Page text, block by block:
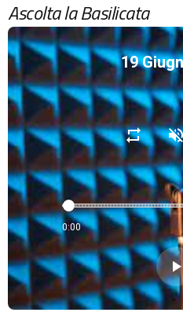
Ascolta la Basilicata
19
repeat
0:00